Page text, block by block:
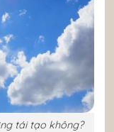
tái tạo không?